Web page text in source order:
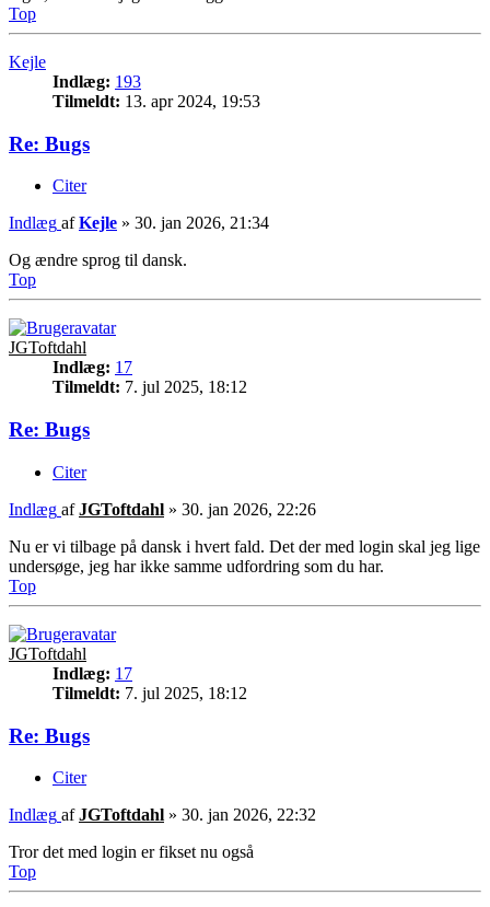
Top
Kejle
Indlæg: 193
Tilmeldt: 13. apr 2024, 19:53
Re: Bugs
Citer
Indlæg afKejle » 30. jan 2026, 21:34
Og ændre sprog til dansk.
Top
JGToftdahl
Indlæg: 17
Tilmeldt: 7. jul 2025, 18:12
Re: Bugs
Citer
Indlæg afJGToftdahl » 30. jan 2026, 22:26
Nu er vi tilbage på dansk i hvert fald. Det der med login skal jeg lige
undersøge, jeg har ikke samme udfordring som du har.
Top
JGToftdahl
Indlæg: 17
Tilmeldt: 7. jul 2025, 18:12
Re: Bugs
Citer
Indlæg afJGToftdahl » 30. jan 2026, 22:32
Tror det med login er fikset nu også
Top